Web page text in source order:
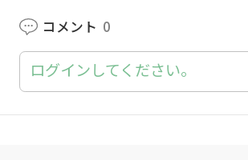
-----------------------------------------
[使用した毛糸]
DAISO：メランジトリコ
コメント 0
ログインしてください。